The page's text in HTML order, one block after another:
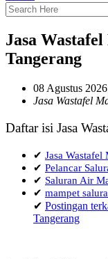
Jasa
Tangerang
08 Agustus 2026
Jasa Wastafel
Daftar isi Jasa
✔ Jasa Wastafel
✔ Pelancar
✔ Saluran Air
✔ mampet
✔ Postingan
Tangerang